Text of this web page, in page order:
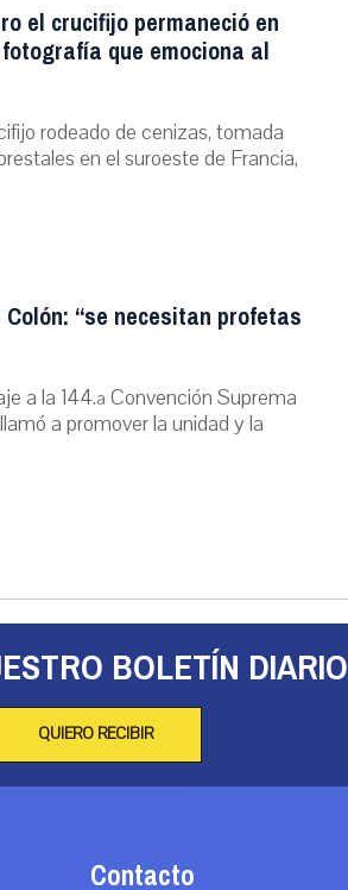
el crucifijo permaneció en
que emociona al
rodeado de cenizas, tomada
en el suroeste de Francia,
“se necesitan profetas
a la 144.ª Convención Suprema
a promover la unidad y la
BOLETÍN DIARIO
QUIERO RECIBIR
Contacto